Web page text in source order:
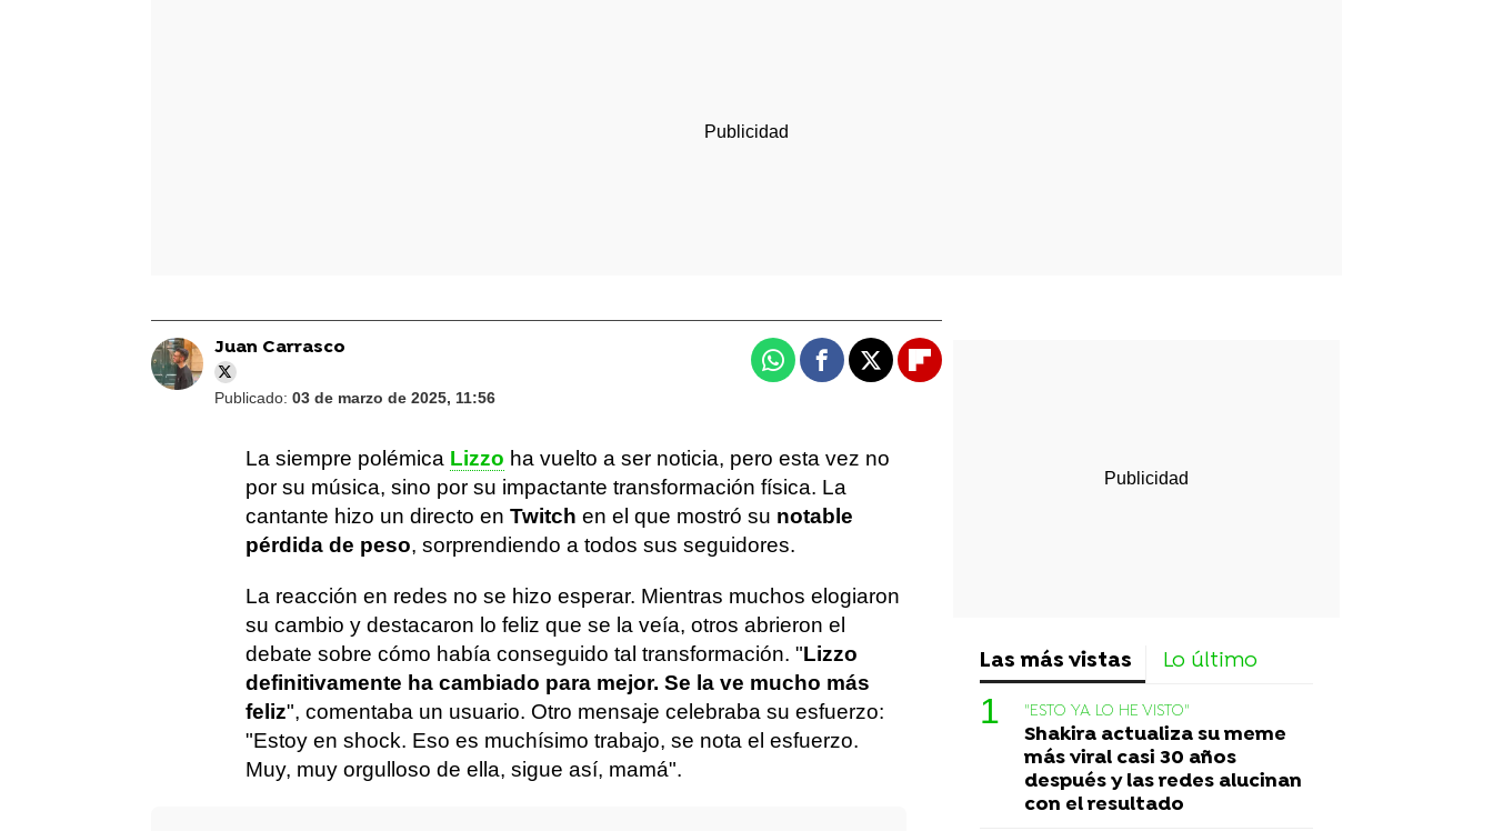
Juan Carrasco
Publicado: 03 de marzo de 2025, 11:56
WhatsappFacebook
X Flipboard
La siempre polémica Lizzo ha vuelto a ser noticia, pero esta vez no
por su música, sino por su impactante transformación física. La
cantante hizo un directo en Twitch en el que mostró su notable
pérdida de peso, sorprendiendo a todos sus seguidores.
La reacción en redes no se hizo esperar. Mientras muchos elogiaron
su cambio y destacaron lo feliz que se la veía, otros abrieron el
debate sobre cómo había conseguido tal transformación. "Lizzo
definitivamente ha cambiado para mejor. Se la ve mucho más
feliz", comentaba un usuario. Otro mensaje celebraba su esfuerzo:
"Estoy en shock. Eso es muchísimo trabajo, se nota el esfuerzo.
Muy, muy orgulloso de ella, sigue así, mamá".
Las más vistas Lo último
"ESTO YA LO HE VISTO"
Shakira actualiza su meme
más viral casi 30 años
después y las redes alucinan
con el resultado